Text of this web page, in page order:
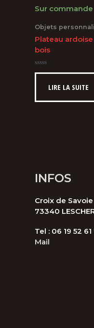
Sur commande
Objets
Plateau
bois
Note
LIRE LA SUITE
INFOS
Croix de Savoie
73340
Tel : 06 19 52 61
Mail